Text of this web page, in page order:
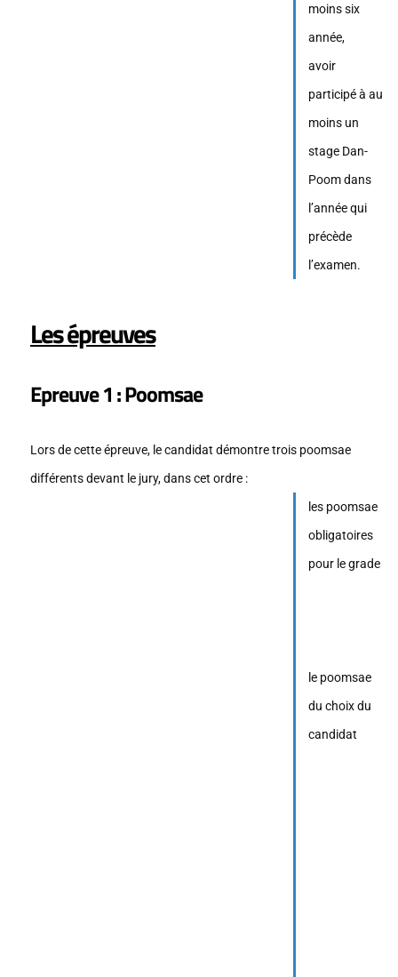
moins six
année,
avoir
participé à au
moins un
stage Dan-
Poom dans
l’année qui
précède
l’examen.
Les épreuves
Epreuve 1 : Poomsae
Lors de cette épreuve, le candidat démontre trois poomsae
différents devant le jury, dans cet ordre :
les poomsae
obligatoires
pour le grade
le poomsae
du choix du
candidat